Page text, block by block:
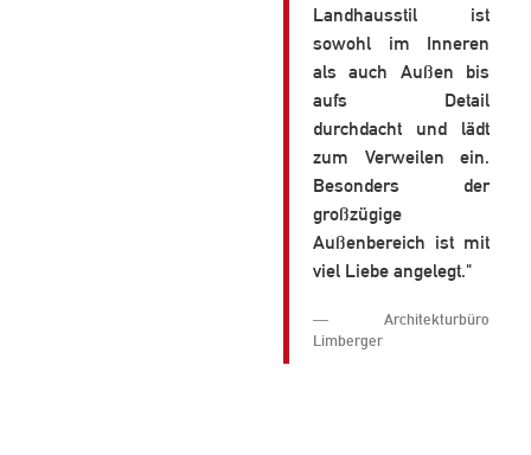
Landhausstil ist
sowohl im Inneren
als auch Außen bis
aufs Detail
durchdacht und lädt
zum Verweilen ein.
Besonders der
großzügige
Außenbereich ist mit
viel Liebe angelegt."
Architekturbüro
Limberger